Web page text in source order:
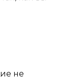
не